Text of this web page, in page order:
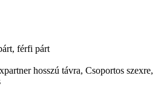
férfi párt
hosszú távra, Csoportos szexre,